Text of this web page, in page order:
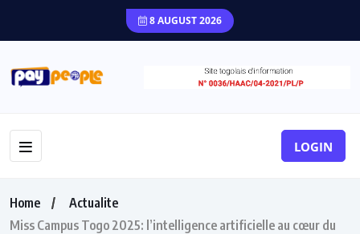
8 AUGUST 2026
LOGIN
Home
Actualite
Miss Campus Togo 2025: l’intelligence artificielle au cœur du